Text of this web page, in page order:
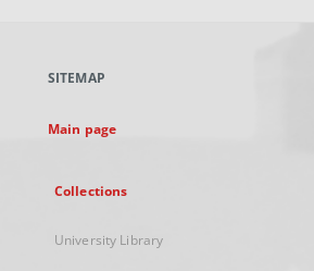
new
SITEMAP
Main page
Collections
University Library